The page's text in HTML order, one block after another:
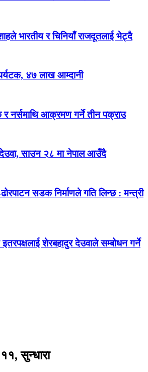
भारतीय र चिनियाँ राजदूतलाई भेट्दै
४७ लाख आम्दानी
र नर्समाथि आक्रमण गर्ने तीन पक्राउ
साउन २८ मा नेपाल आउँदै
सडक निर्माणले गति लिन्छ : मन्त्री
शेरबहादुर देउवाले सम्बोधन गर्ने
सुन्धारा